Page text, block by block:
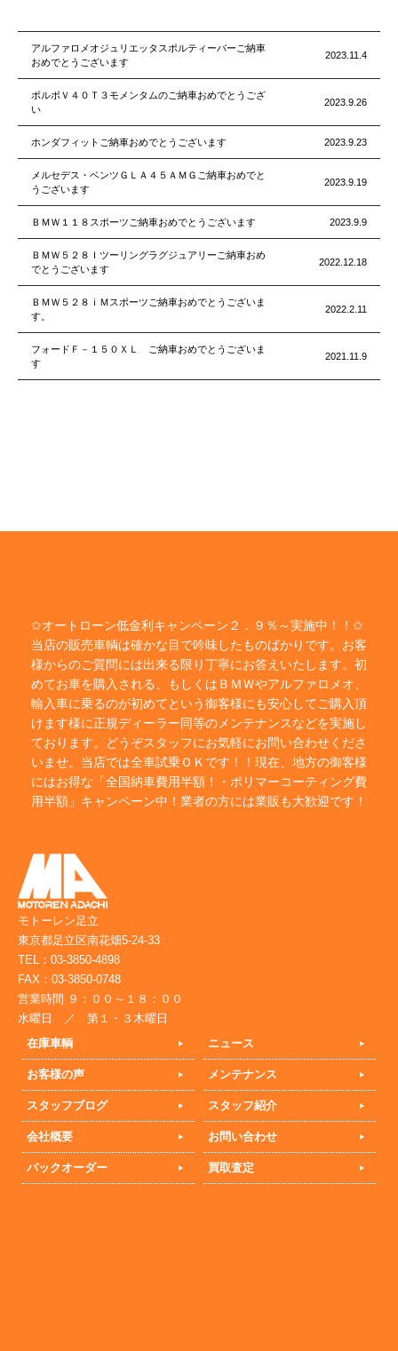
アルファロメオジュリエッタスポルティーバーご納車
おめでとうございます
2023.11.4
ボルボＶ４０Ｔ３モメンタムのご納車おめでとうござ
い
2023.9.26
ホンダフィットご納車おめでとうございます 2023.9.23
メルセデス・ベンツＧＬＡ４５ＡＭＧご納車おめでと
うございます
2023.9.19
ＢＭＷ１１８スポーツご納車おめでとうございます 2023.9.9
ＢＭＷ５２８Ｉツーリングラグジュアリーご納車おめ
でとうございます
2022.12.18
ＢＭＷ５２８ｉＭスポーツご納車おめでとうございま
す。
2022.2.11
フォードＦ－１５０ＸＬ ご納車おめでとうございま
す
2021.11.9
✩オートローン低金利キャンペーン２．９％～実施中！！✩
当店の販売車輌は確かな目で吟味したものばかりです。お客
様からのご質問には出来る限り丁寧にお答えいたします。初
めてお車を購入される、もしくはＢＭＷやアルファロメオ、
輸入車に乗るのが初めてという御客様にも安心してご購入頂
けます様に正規ディーラー同等のメンテナンスなどを実施し
ております。どうぞスタッフにお気軽にお問い合わせくださ
いませ。当店では全車試乗ＯＫです！！現在、地方の御客様
にはお得な「全国納車費用半額！・ポリマーコーティング費
用半額」キャンペーン中！業者の方には業販も大歓迎です！
モトーレン足立
東京都足立区南花畑5-24-33
TEL：03-3850-4898
FAX：03-3850-0748
営業時間 ９：００～１８：００
水曜日 ／ 第１・３木曜日
在庫車輌
ニュース
お客様の声 メンテナンス
スタッフブログ スタッフ紹介
会社概要 お問い合わせ
バックオーダー 買取査定